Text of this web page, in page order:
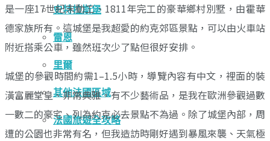
史特拉斯堡
雷恩
里爾
其他法國區域
法國旅遊全攻略
是一座17世紀末動工、1811年完工的豪華鄉村別墅，由霍華
德家族所有。這城堡是我超愛的約克郊區景點，可以由火車站
附近搭乘公車，雖然班次少了點但很好安排。
城堡的參觀時間約需1–1.5小時，導覽內容有中文，裡面的裝
潢富麗堂皇、非常典雅，有不少藝術品，是我在歐洲參觀過數
一數二的豪宅、列為約克必去景點不為過。除了城堡內部，周
遭的公園也非常有名，但我造訪時剛好遇到暴風來襲、天氣極